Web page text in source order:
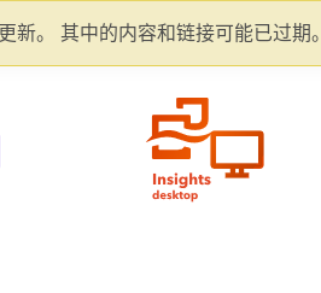
Esri 产品、合作伙伴产品和开发
持续发展
于领导
系。
ArcWatch
新。 其中的内容和链接可能已过期。